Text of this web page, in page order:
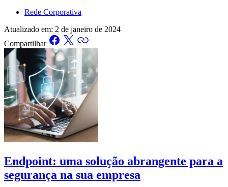
Rede Corporativa
Atualizado em: 2 de janeiro de 2024
Compartilhar
Endpoint: uma solução abrangente para a
segurança na sua empresa